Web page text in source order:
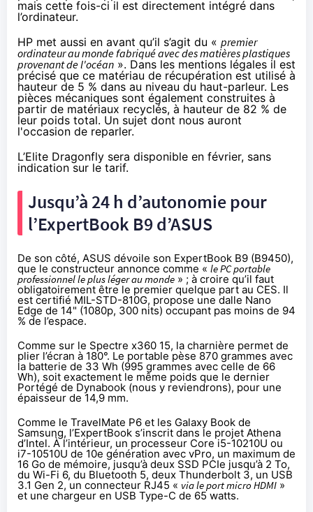
mais cette fois-ci il est directement intégré dans
l’ordinateur.
HP met aussi en avant qu’il s’agit du « premier
ordinateur au monde fabriqué avec des matières plastiques
provenant de l'océan ». Dans les mentions légales il est
précisé que ce matériau de récupération est utilisé à
hauteur de 5 % dans au niveau du haut-parleur. Les
pièces mécaniques sont également construites à
partir de matériaux recyclés, à hauteur de 82 % de
leur poids total. Un sujet dont nous auront
l'occasion de reparler.
L’Elite Dragonfly sera disponible en février, sans
indication sur le tarif.
Jusqu’à 24 h d’autonomie pour
l’ExpertBook B9 d’ASUS
De son côté, ASUS dévoile son ExpertBook B9 (B9450),
que le constructeur annonce comme « le PC portable
professionnel le plus léger au monde » ; à croire qu’il faut
obligatoirement être le premier quelque part au CES. Il
est certifié MIL-STD-810G, propose une dalle Nano
Edge de 14" (1080p, 300 nits) occupant pas moins de 94
% de l’espace.
Comme sur le Spectre x360 15, la charnière permet de
plier l’écran à 180°. Le portable pèse 870 grammes avec
la batterie de 33 Wh (995 grammes avec celle de 66
Wh), soit exactement le même poids que le dernier
Portégé de Dynabook (nous y reviendrons), pour une
épaisseur de 14,9 mm.
Comme le TravelMate P6 et les Galaxy Book de
Samsung, l’ExpertBook s’inscrit dans le projet Athena
d’Intel. À l’intérieur, un processeur Corei5-10210U ou
i7-10510U de 10e génération avec vPro, un maximum de
16 Go de mémoire, jusqu’à deux SSD PCIe jusqu’à 2 To,
du Wi-Fi 6, du Bluetooth 5, deux Thunderbolt 3, un USB
3.1 Gen 2, un connecteur RJ45 « via le port micro HDMI »
et une chargeur en USB Type-C de 65 watts.